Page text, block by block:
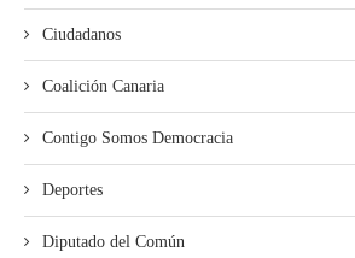
Ciudadanos
Coalición Canaria
Contigo Somos Democracia
Deportes
Diputado del Común